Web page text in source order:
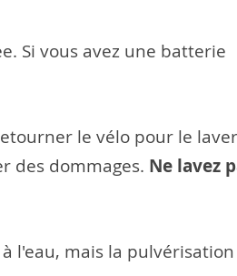
Si vous avez une batterie
le vélo pour le
des dommages. Ne lavez
l'eau, mais la